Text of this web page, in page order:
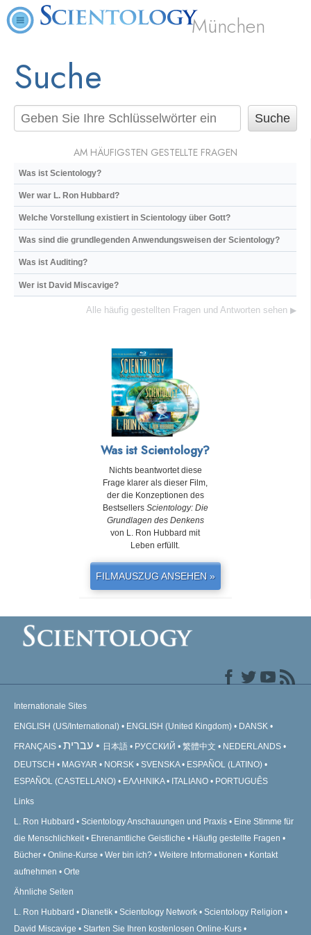
München
Suche
AM HÄUFIGSTEN GESTELLTE FRAGEN
Was ist Scientology?
Wer war L. Ron Hubbard?
Welche Vorstellung existiert in Scientology über Gott?
Was sind die grundlegenden Anwendungsweisen der Scientology?
Was ist Auditing?
Wer ist David Miscavige?
Alle häufig gestellten Fragen und Antworten sehen ▶
Was ist Scientology?
Nichts beantwortet diese
Frage klarer als dieser Film,
der die Konzeptionen des
Bestsellers Scientology: Die
Grundlagen des Denkens
von L. Ron Hubbard mit
Leben erfüllt.
FILMAUSZUG ANSEHEN »
Internationale Sites
ENGLISH (US/International) ENGLISH (United Kingdom) DANSK
FRANÇAIS עברית 日本語 РУССКИЙ 繁體中文
NEDERLANDS
DEUTSCH
MAGYAR NORSK SVENSKA
ESPAÑOL (LATINO)
ESPAÑOL (CASTELLANO)
ΕΛΛΗΝΙΚA ITALIANO PORTUGUÊS
Links
L. Ron Hubbard Scientology Anschauungen und Praxis
Eine Stimme für
die Menschlichkeit
Ehrenamtliche Geistliche
Häufig gestellte Fragen
Bücher
Online-Kurse Wer bin ich? Weitere Informationen
Kontakt
aufnehmen
Orte
Ähnliche Seiten
L. Ron Hubbard Dianetik Scientology Network
Scientology Religion
David Miscavige
Starten Sie Ihren kostenlosen Online-Kurs